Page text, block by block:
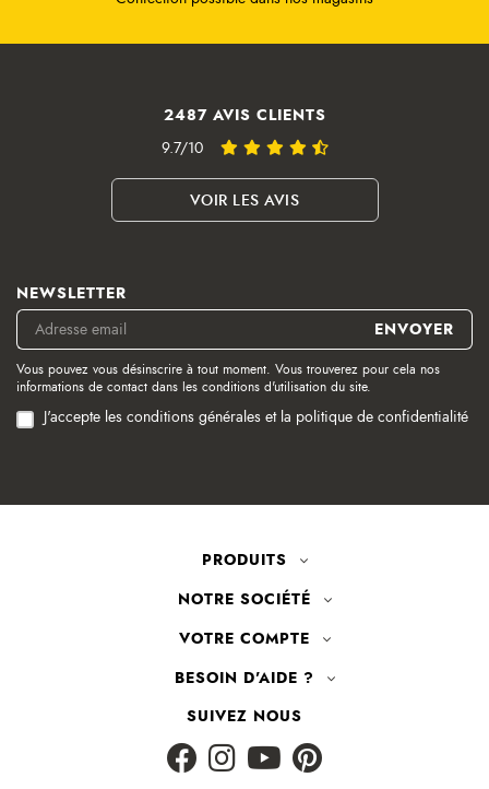
2487 AVIS CLIENTS
9.7/10
VOIR LES AVIS
NEWSLETTER
Vous pouvez vous désinscrire à tout moment. Vous trouverez pour cela nos
informations de contact dans les conditions d'utilisation du site.
J'accepte les conditions générales et la politique de confidentialité
PRODUITS
NOTRE SOCIÉTÉ
VOTRE COMPTE
BESOIN D'AIDE ?
SUIVEZ NOUS